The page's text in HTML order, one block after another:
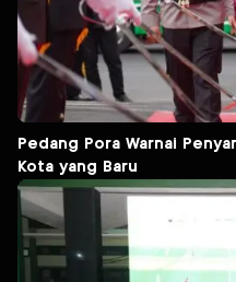
Pedang Pora Warnai
Kota yang Baru